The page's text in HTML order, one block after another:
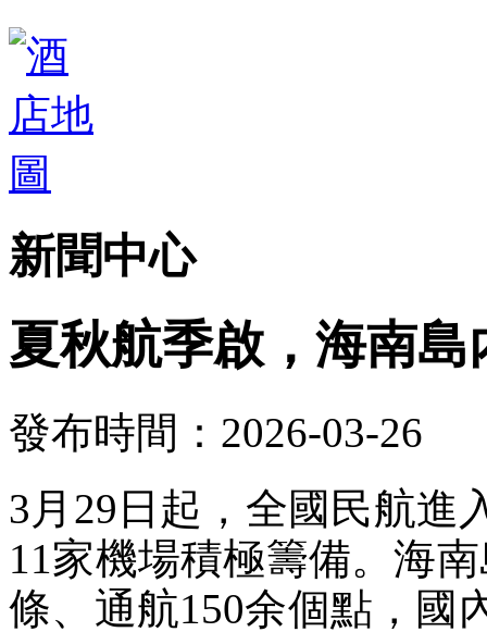
新聞中心
夏秋航季啟，海南
發布時間：2026-03-26
3月29日起，全國民航進
11家機場積極籌備。海
條、通航150余個點，國